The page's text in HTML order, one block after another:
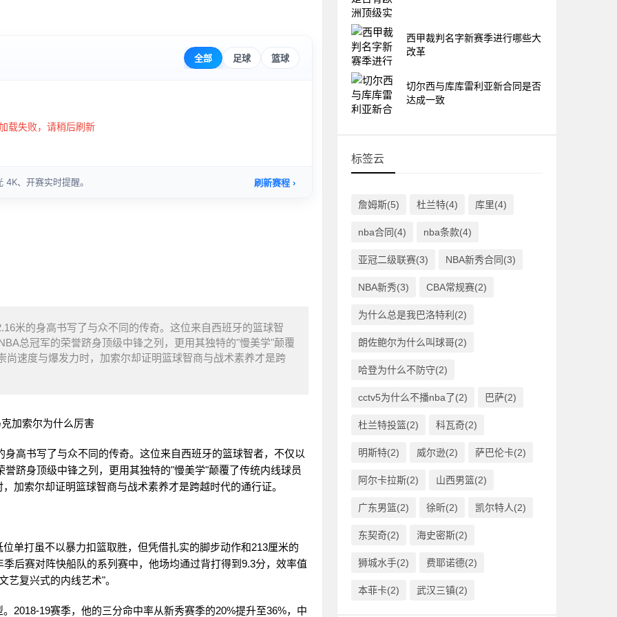
米的身高书写了与众不同的传奇。这位来自西班牙的篮球智
总冠军的荣誉跻身顶级中锋之列，更用其独特的"慢美学"颠覆
速度与爆发力时，加索尔却证明篮球智商与战术素养才是跨
高书写了与众不同的传奇。这位来自西班牙的篮球智者，不仅以
跻身顶级中锋之列，更用其独特的"慢美学"颠覆了传统内线球员
加索尔却证明篮球智商与战术素养才是跨越时代的通行证。
单打虽不以暴力扣篮取胜，但凭借扎实的脚步动作和213厘米的
后赛对阵快船队的系列赛中，他场均通过背打得到9.3分，效率值
艺复兴式的内线艺术"。
2018-19赛季，他的三分命中率从新秀赛季的20%提升至36%，中
西甲裁判名字新赛季进行哪些大
改革
切尔西与库库雷利亚新合同是否
达成一致
标签云
詹姆斯(5) 杜兰特(4) 库里(4)
nba合同(4) nba条款(4)
亚冠二级联赛(3) NBA新秀合同(3)
NBA新秀(3) CBA常规赛(2)
为什么总是我巴洛特利(2)
朗佐鲍尔为什么叫球哥(2)
哈登为什么不防守(2)
cctv5为什么不播nba了(2) 巴萨(2)
杜兰特投篮(2) 科瓦奇(2)
明斯特(2) 威尔逊(2) 萨巴伦卡(2)
阿尔卡拉斯(2) 山西男篮(2)
广东男篮(2) 徐昕(2) 凯尔特人(2)
东契奇(2) 海史密斯(2)
狮城水手(2) 费耶诺德(2)
本菲卡(2) 武汉三镇(2)